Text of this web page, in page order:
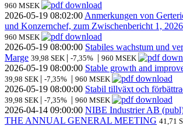
960 MSEK
2026-05-19 08:02:00 Anmerkungen von
und Konzernchef, zum Zwischenbericht 1, 2026
960 MSEK
2026-05-19 08:00:00 Stabiles wachstum und
Marge 39,98 SEK | -7,35% | 960 MSEK
2026-05-19 08:00:00 Stable growth and
39,98 SEK | -7,35% | 960 MSEK
2026-05-19 08:00:00 Stabil tillväxt och
39,98 SEK | -7,35% | 960 MSEK
2026-04-14 09:00:00 NIBE Industrier AB
THE ANNUAL GENERAL MEETING 41,71